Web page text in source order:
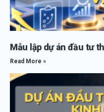
Mẫu lập dự án đầu tư
Read More »